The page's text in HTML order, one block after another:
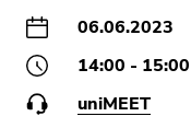
06.06.2023
14:00 - 15:00
uniMEET